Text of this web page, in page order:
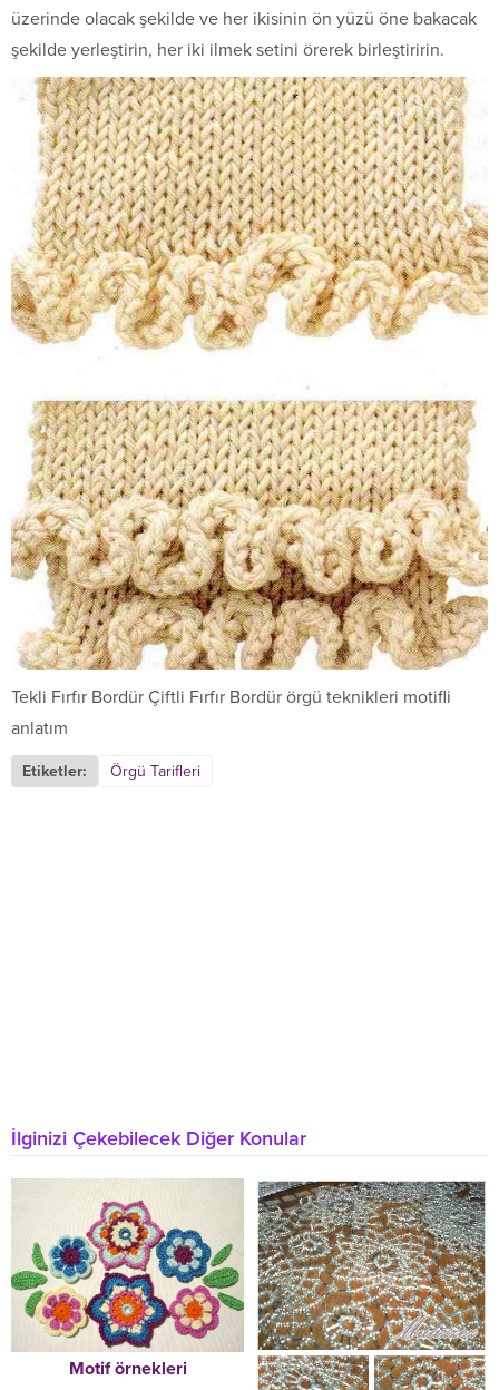
üzerinde olacak şekilde ve her ikisinin ön yüzü öne bakacak
şekilde yerleştirin, her iki ilmek setini örerek birleştiririn.
Tekli Fırfır Bordür Çiftli Fırfır Bordür örgü teknikleri motifli
anlatım
Etiketler: Örgü Tarifleri
İlginizi Çekebilecek Diğer Konular
Motif örnekleri